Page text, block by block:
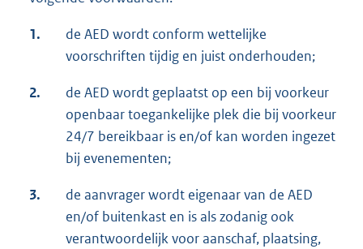
1.
de AED wordt conform wettelijke
voorschriften tijdig en juist onderhouden;
2.
de AED wordt geplaatst op een bij voorkeur
openbaar toegankelijke plek die bij voorkeur
24/7 bereikbaar is en/of kan worden ingezet
bij evenementen;
3.
de aanvrager wordt eigenaar van de AED
en/of buitenkast en is als zodanig ook
verantwoordelijk voor aanschaf, plaatsing,